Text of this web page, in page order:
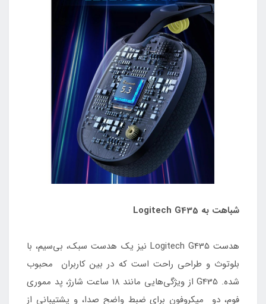
شباهت به Logitech G435
هدست Logitech G435 نیز یک هدست سبک، بی‌سیم، با
بلوتوث و طراحی راحت است که در بین کاربران محبوب
شده. G435 از ویژگی‌هایی مانند ۱۸ ساعت شارژ، پد مموری
فوم، دو میکروفون برای ضبط واضح صدا، و پشتیبانی از